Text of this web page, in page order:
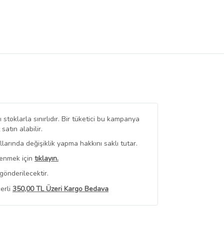
stoklarla sınırlıdır. Bir tüketici bu kampanya
alabilir.
değişiklik yapma hakkını saklı tutar.
için tıklayın.
350,00 TL Üzeri Kargo Bedava